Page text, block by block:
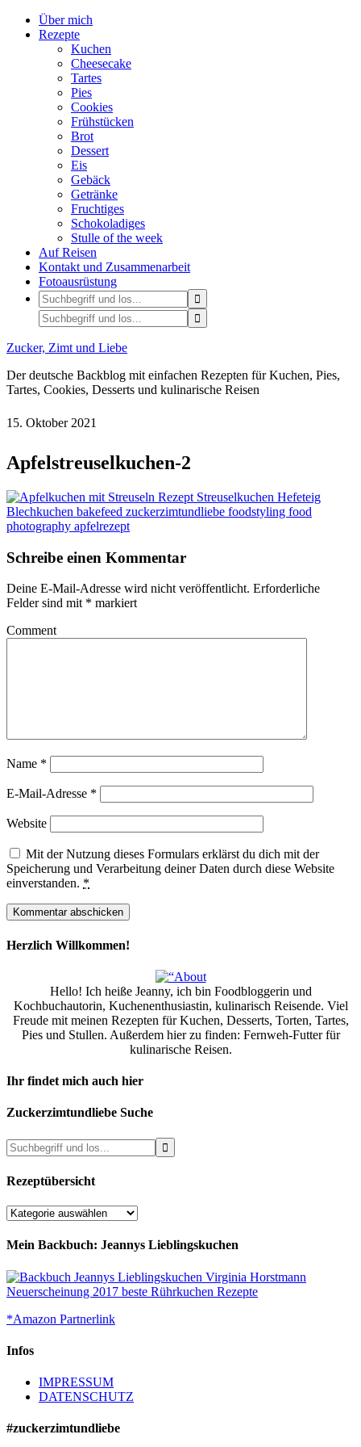
Über mich
Rezepte
Kuchen
Cheesecake
Tartes
Pies
Cookies
Frühstücken
Brot
Dessert
Eis
Gebäck
Getränke
Fruchtiges
Schokoladiges
Stulle of the week
Auf Reisen
Kontakt und Zusammenarbeit
Fotoausrüstung
Zucker, Zimt und Liebe
Der deutsche Backblog mit einfachen Rezepten für Kuchen, Pies,
Tartes, Cookies, Desserts und kulinarische Reisen
15. Oktober 2021
Apfelstreuselkuchen-2
Schreibe einen Kommentar
Deine E-Mail-Adresse wird nicht veröffentlicht. Erforderliche
Felder sind mit * markiert
Comment
Name *
E-Mail-Adresse *
Website
Mit der Nutzung dieses Formulars erklärst du dich mit der
Speicherung und Verarbeitung deiner Daten durch diese Website
einverstanden. *
Herzlich Willkommen!
Hello! Ich heiße Jeanny, ich bin Foodbloggerin und
Kochbuchautorin, Kuchenenthusiastin, kulinarisch Reisende. Viel
Freude mit meinen Rezepten für Kuchen, Desserts, Torten, Tartes,
Pies und Stullen. Außerdem hier zu finden: Fernweh-Futter für
kulinarische Reisen.
Ihr findet mich auch hier
Zuckerzimtundliebe Suche
Rezeptübersicht
Rezeptübersicht
Mein Backbuch: Jeannys Lieblingskuchen
*Amazon Partnerlink
Infos
IMPRESSUM
DATENSCHUTZ
#zuckerzimtundliebe